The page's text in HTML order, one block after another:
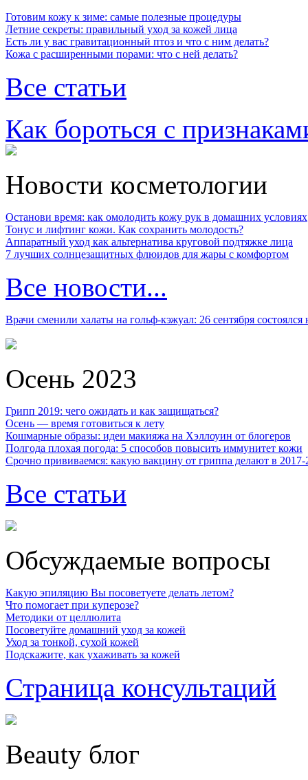
Готовим кожу к зиме: самые полезные процедуры
Летние секреты: правильный уход за кожей лица
Есть ли у вас гравитационный птоз и что с ним делать?
Кожа с расширенными порами: что с ней делать?
Все статьи
Как бороться с
Новости косметологии
Останови время: как омолодить кожу рук в домашних условиях
Тонус и лифтинг кожи. Как сохранить молодость?
Аппаратный уход как альтернатива круговой подтяжке лица
7 лучших солнцезащитных флюидов для жары с комфортом
Все новости...
Врачи сменили халаты на гольф-кэжуал: 26 сентября
Осень 2023
Грипп 2019: чего ожидать и как защищаться?
Осень — время готовиться к лету
Кошмарные образы: идеи макияжа на Хэллоуин от блогеров
Полгода плохая погода: 5 способов повысить иммунитет кожи
Срочно прививаемся: какую вакцину от гриппа делают в 2017-
Все статьи
Обсуждаемые вопросы
Какую эпиляцию Вы посоветуете делать летом?
Что помогает при куперозе?
Методики от целлюлита
Посоветуйте домашний уход за кожей
Уход за тонкой, сухой кожей
Подскажите, как ухаживать за кожей
Страница консультаций
Beauty блог